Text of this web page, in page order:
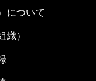
について
織）